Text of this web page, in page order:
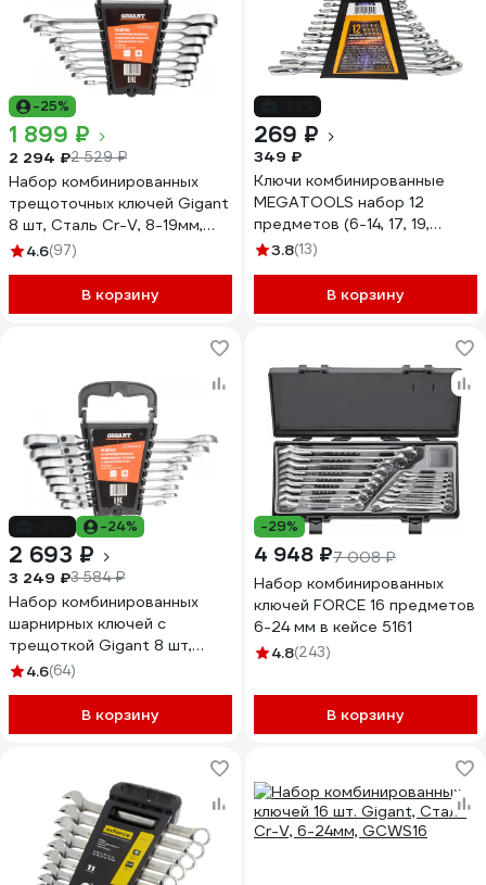
-25%
1 899 ₽
2 294 ₽2 529 ₽
Набор комбинированных
трещоточных ключей Gigant
8 шт, Сталь Cr-V, 8-19мм,
GCRWS 8
4.6(97)
В корзину
269 ₽
349 ₽
Ключи комбинированные
MEGATOOLS набор 12
предметов (6-14, 17, 19,
22мм) в пласт. держателе
3.8(13)
В корзину
-24%
2 693 ₽
3 249 ₽3 584 ₽
Набор комбинированных
шарнирных ключей с
трещоткой Gigant 8 шт,
Сталь Cr-V, 8-19мм,
4.6(64)
В корзину
-29%
4 948 ₽7 008 ₽
Набор комбинированных
ключей FORCE 16 предметов
6-24 мм в кейсе 5161
4.8(243)
В корзину